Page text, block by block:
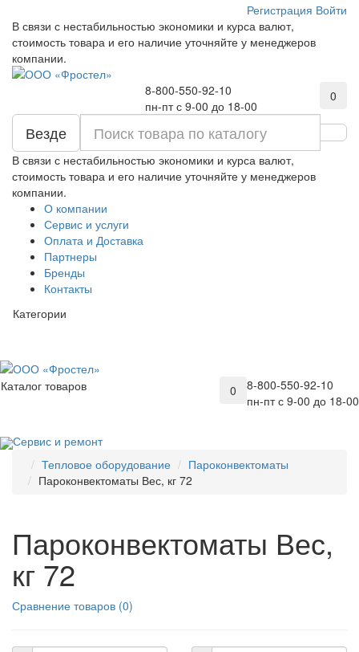
Регистрация Войти
В связи с нестабильностью экономики и курса валют,
стоимость товара и его наличие уточняйте у менеджеров
компании.
8-800-550-92-10
пн-пт с 9-00 до 18-00
0
Везде
В связи с нестабильностью экономики и курса валют,
стоимость товара и его наличие уточняйте у менеджеров
компании.
О компании
Сервис и услуги
Оплата и Доставка
Партнеры
Бренды
Контакты
Категории
8-800-550-92-10
пн-пт с 9-00 до 18-00
0
Каталог товаров
Сервис и ремонт
Тепловое оборудование
Пароконвектоматы
Пароконвектоматы Вес, кг 72
Пароконвектоматы Вес,
кг 72
Сравнение товаров (0)